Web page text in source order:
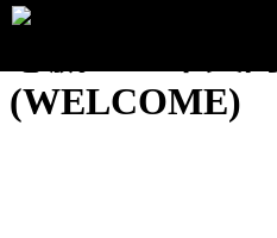
(WELCOME)